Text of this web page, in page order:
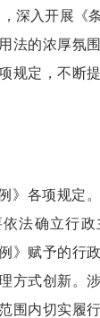
深入开展《
法的浓厚氛
规定，不断
》各项规定
法确立行
》赋予的行
方式创新。
围内切实履